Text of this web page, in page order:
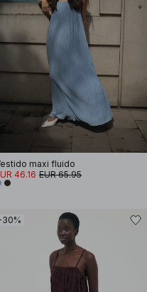
maxi fluido
46.16 EUR 65.95
30%